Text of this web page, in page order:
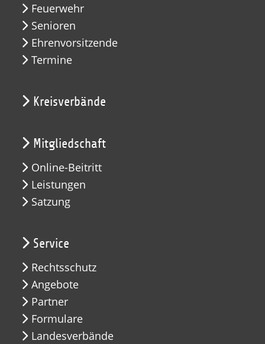
Feuerwehr
Senioren
Ehrenvorsitzende
Termine
Kreisverbände
Mitgliedschaft
Online-Beitritt
Leistungen
Satzung
Service
Rechtsschutz
Angebote
Partner
Formulare
Landesverbände